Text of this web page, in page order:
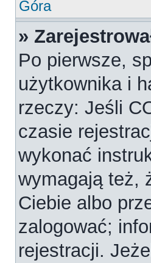
Góra
»
Po pierwsze,
użytkownika i
rzeczy: Jeśli
czasie
wykonać
wymagają też,
Ciebie albo
zalogować;
rejestracji.